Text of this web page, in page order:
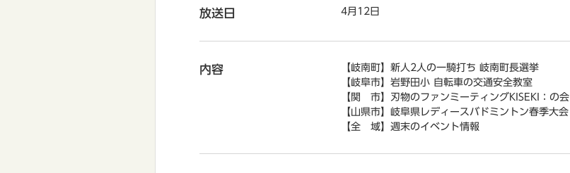
放送日 4月12日
内容
【岐南町】新人2人の一騎打ち 岐南町長選挙
【岐阜市】岩野田小 自転車の交通安全教室
【関 市】刃物のファンミーティングKISEKI：の会
【山県市】岐阜県レディースバドミントン春季大会
【全 域】週末のイベント情報